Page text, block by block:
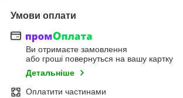
Умови оплати
Ви отримаєте замовлення
або гроші повернуться на вашу картку
Детальніше
Оплатити частинами